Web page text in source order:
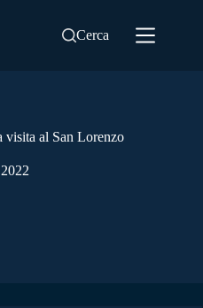
Cerca
visita al San Lorenzo